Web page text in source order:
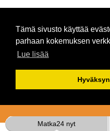
Tämä sivusto käyttää
parhaan kokemuksen
Lue lisää
Hyväksyn
Matka24 nyt